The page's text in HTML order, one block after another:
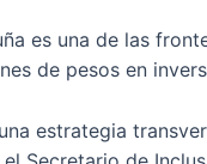
es una de las
de pesos en
estrategia